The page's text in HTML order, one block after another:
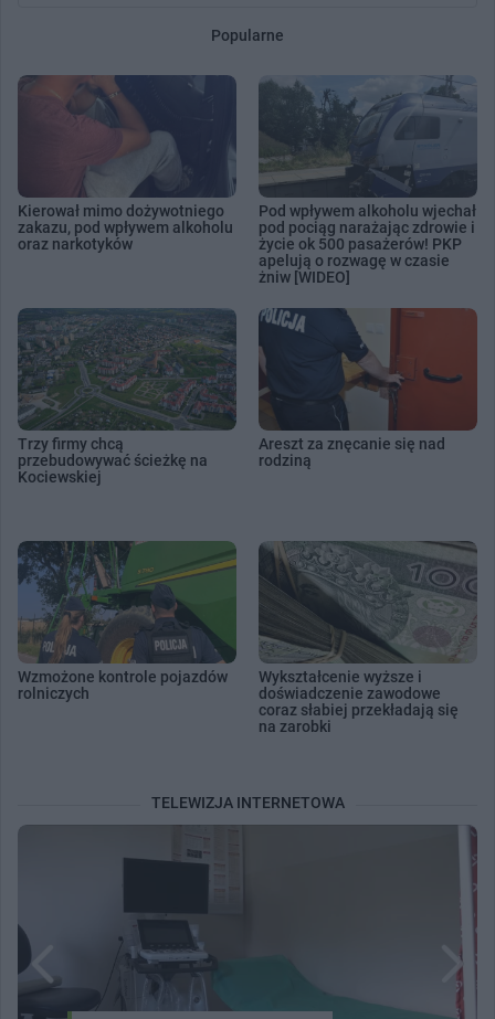
Popularne
Kierował mimo dożywotniego
zakazu, pod wpływem alkoholu
oraz narkotyków
Pod wpływem alkoholu wjechał
pod pociąg narażając zdrowie i
życie ok 500 pasażerów! PKP
apelują o rozwagę w czasie
żniw [WIDEO]
Trzy firmy chcą
przebudowywać ścieżkę na
Kociewskiej
Areszt za znęcanie się nad
rodziną
Wzmożone kontrole pojazdów
rolniczych
Wykształcenie wyższe i
doświadczenie zawodowe
coraz słabiej przekładają się
na zarobki
TELEWIZJA INTERNETOWA